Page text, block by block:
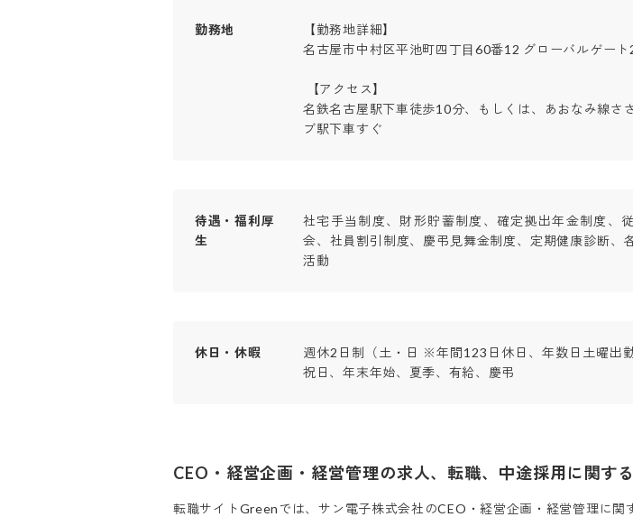
勤務地
【勤務地詳細】
名古屋市中村区平池町四丁⽬60番12 グローバルゲート
名鉄名古屋駅下車徒歩10分、もしくは、あおなみ線さ
ブ駅下車すぐ
待遇・福利厚
生
社宅手当制度、財形貯蓄制度、確定拠出年金制度、
会、社員割引制度、慶弔見舞金制度、定期健康診断、
活動
休日・休暇
週休2日制（土・日 ※年間123日休日、年数日土曜出勤
祝日、年末年始、夏季、有給、慶弔
CEO・経営企画・経営管理の求人、転職、中途採用に関す
転職サイトGreenでは、サン電子株式会社 のCEO・経営企画・経営管理 に関